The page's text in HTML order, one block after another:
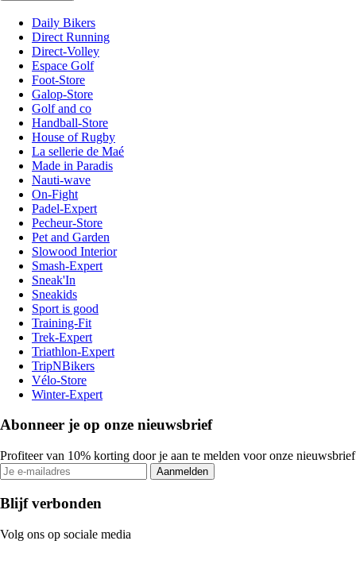
Daily Bikers
Direct Running
Direct-Volley
Espace Golf
Foot-Store
Galop-Store
Golf and co
Handball-Store
House of Rugby
La sellerie de Maé
Made in Paradis
Nauti-wave
On-Fight
Padel-Expert
Pecheur-Store
Pet and Garden
Slowood Interior
Smash-Expert
Sneak'In
Sneakids
Sport is good
Training-Fit
Trek-Expert
Triathlon-Expert
TripNBikers
Vélo-Store
Winter-Expert
Abonneer je op onze nieuwsbrief
Profiteer van 10% korting door je aan te melden voor onze nieuwsbrief
Aanmelden
Blijf verbonden
Volg ons op sociale media